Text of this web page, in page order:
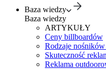
Baza wiedzy
Baza wiedzy
ARTYKUŁY
Ceny billboardów
Rodzaje
Skuteczność
Reklama